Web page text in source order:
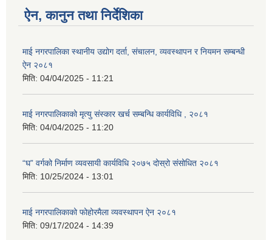
ऐन, कानुन तथा निर्देशिका
माई नगरपालिका स्थानीय उद्योग दर्ता, संचालन, व्यवस्थापन र नियमन सम्बन्धी
ऐन २०८१
मिति: 04/04/2025 - 11:21
माई नगरपालिकाको मृत्यु संस्कार खर्च सम्बन्धि कार्यविधि , २०८१
मिति: 04/04/2025 - 11:20
“घ” वर्गको निर्माण व्यवसायी कार्यविधि २०७५ दोस्रो संसोधित २०८१
मिति: 10/25/2024 - 13:01
माई नगरपालिकाको फोहोरमैला व्यवस्थापन ऐन २०८१
मिति: 09/17/2024 - 14:39